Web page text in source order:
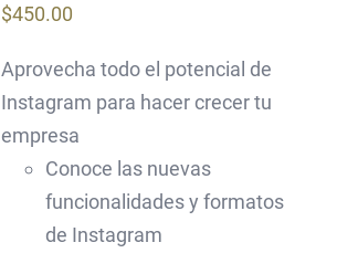
$450.00
Aprovecha todo el potencial de
Instagram para hacer crecer tu
empresa
Conoce las nuevas
funcionalidades y formatos
de Instagram